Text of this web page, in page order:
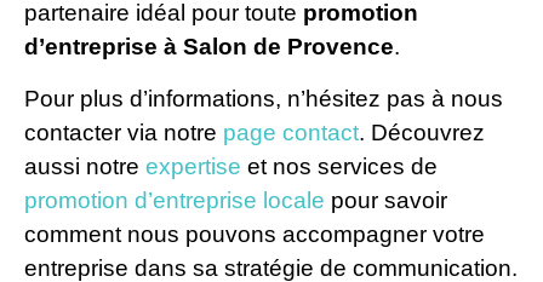
partenaire idéal pour toute promotion
d’entreprise à Salon de Provence.
Pour plus d’informations, n’hésitez pas à nous
contacter via notre page contact. Découvrez
aussi notre expertise et nos services de
promotion d’entreprise locale pour savoir
comment nous pouvons accompagner votre
entreprise dans sa stratégie de communication.